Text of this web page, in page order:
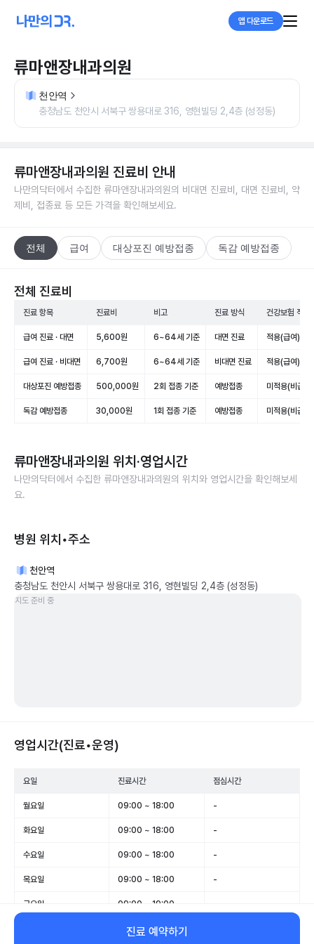
앱 다운로드
류마앤장내과의원
천안역
충청남도 천안시 서북구 쌍용대로 316, 영현빌딩 2,4층 (성정동)
류마앤장내과의원 진료비 안내
나만의닥터에서 수집한 류마앤장내과의원의 비대면 진료비, 대면 진료비, 약
제비, 접종료 등 모든 가격을 확인해보세요.
전체 급여 대상포진 예방접종 독감 예방접종
전체 진료비
진료 항목 진료비 비고 진료 방식 건강보험 적용
급여 진료 · 대면 5,600원 6~64세 기준 대면 진료 적용(급여)
급여 진료 · 비대면 6,700원 6~64세 기준 비대면 진료 적용(급여)
대상포진 예방접종 500,000원 2회 접종 기준 예방접종 미적용(비급여)
독감 예방접종 30,000원 1회 접종 기준 예방접종 미적용(비급여)
류마앤장내과의원 위치·영업시간
나만의닥터에서 수집한 류마앤장내과의원의 위치와 영업시간을 확인해보세
요.
병원 위치•주소
천안역
충청남도 천안시 서북구 쌍용대로 316, 영현빌딩 2,4층 (성정동)
지도 준비 중
영업시간(진료•운영)
요일 진료시간 점심시간
월요일 09:00 ~ 18:00 -
화요일 09:00 ~ 18:00 -
수요일 09:00 ~ 18:00 -
목요일 09:00 ~ 18:00 -
금요일 09:00 ~ 19:00
09:00 ~ 13:00
진료 예약하기